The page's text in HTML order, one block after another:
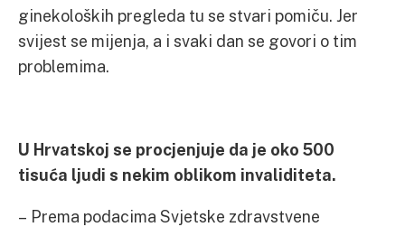
ginekoloških pregleda tu se stvari pomiču. Jer
svijest se mijenja, a i svaki dan se govori o tim
problemima.
U Hrvatskoj se procjenjuje da je oko 500
tisuća ljudi s nekim oblikom invaliditeta.
– Prema podacima Svjetske zdravstvene